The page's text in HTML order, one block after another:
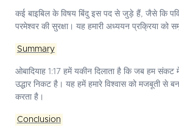
कई बाइबिल के विषय बिंदु इस पद से जुड़े हैं, जैसे कि
परमेश्वर की सुरक्षा। यह हमारी अध्ययन प्रक्रिया को
Summary
ओबादियाह 1:17 हमें यकीन दिलाता है कि जब हम संकट
उद्धार निकट है। यह हमें हमारे विश्वास को मजबूती से
करता है।
Conclusion